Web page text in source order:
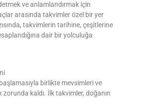
ve anlamlandırmak için
arasında takvimler özel bir yer
takvimlerin tarihine, çeşitlerine
dair bir yolculuğa
birlikte mevsimleri ve
zorunda kaldı. İlk takvimler, doğanın